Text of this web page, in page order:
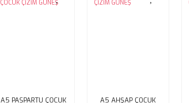
A5 PASPARTU ÇOCUK
A5 AHŞAP ÇOCUK